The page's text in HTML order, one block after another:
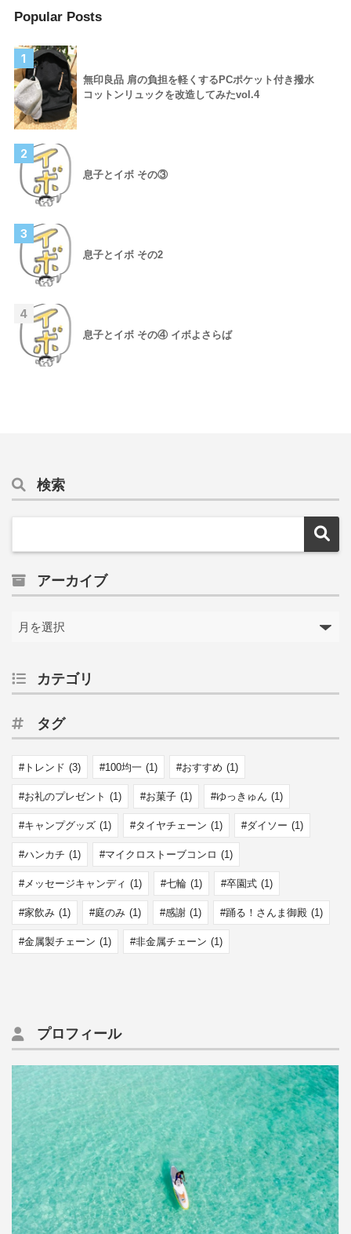
Popular Posts
1
無印良品 肩の負担を軽くするPCポケット付き撥水
コットンリュックを改造してみたvol.4
2
息子とイボ その③
3
息子とイボ その2
4
息子とイボ その④ イボよさらば
検索
アーカイブ
カテゴリ
タグ
トレンド (3) 100均一 (1) おすすめ (1)
お礼のプレゼント (1) お菓子 (1) ゆっきゅん (1)
キャンプグッズ (1) タイヤチェーン (1) ダイソー (1)
ハンカチ (1) マイクロストーブコンロ (1)
メッセージキャンディ (1) 七輪 (1) 卒園式 (1)
家飲み (1) 庭のみ (1) 感謝 (1) 踊る！さんま御殿 (1)
金属製チェーン (1) 非金属チェーン (1)
プロフィール